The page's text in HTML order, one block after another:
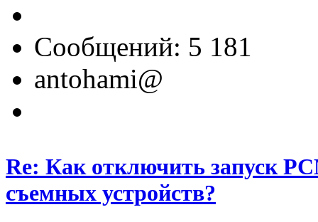
Сообщений: 5 181
antohami@
Re: Как отключить запуск
съемных устройств?